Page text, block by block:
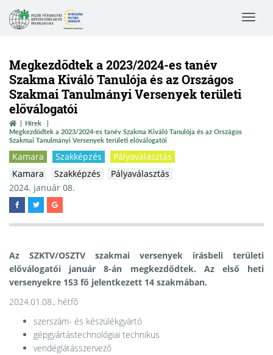
Toggle
Megkezdődtek a 2023/2024-es tanév
Szakma Kiváló Tanulója és az Országos
Szakmai Tanulmányi Versenyek területi
előválogatói
Hírek
Megkezdődtek a 2023/2024-es tanév Szakma Kiváló Tanulója és az Országos
Szakmai Tanulmányi Versenyek területi előválogatói
Kamara Szakképzés
Pályaválasztás
Kamara
Szakképzés
Pályaválasztás
2024. január 08.
Az SZKTV/OSZTV szakmai versenyek írásbeli területi
előválogatói január 8-án megkezdődtek. Az első heti
versenyekre 153 fő jelentkezett 14 szakmában.
2024.01.08., hétfő
szerszám- és készülékgyártó
gépgyártástechnológiai technikus
vendéglátásszervező